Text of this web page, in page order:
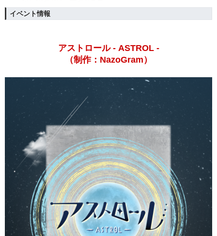
イベント情報
アストロール - ASTROL -
（制作：NazoGram）